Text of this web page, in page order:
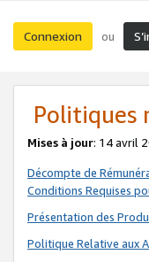
Connexion ou
Politiques
Mises à jour: 14 avril
Décompte de
Conditions Requises
Présentation des
Politique Relative aux